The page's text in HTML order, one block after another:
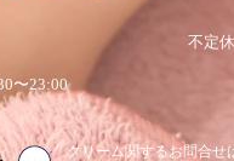
〜23:00
​不定休
クリーム関するお問合せ